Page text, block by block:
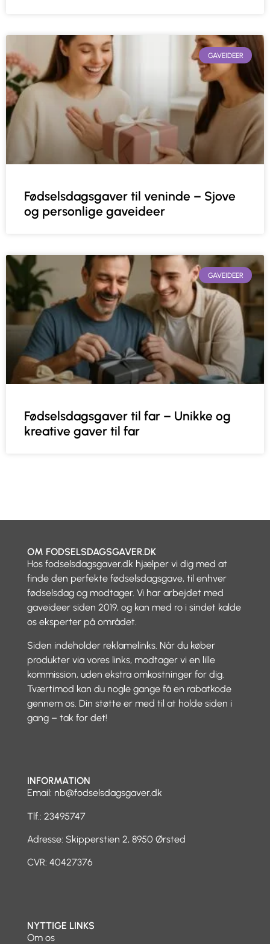
GAVEIDEER
Fødselsdagsgaver til veninde – Sjove
og personlige gaveideer
GAVEIDEER
Fødselsdagsgaver til far – Unikke og
kreative gaver til far
OM FODSELSDAGSGAVER.DK
Hos fodselsdagsgaver.dk hjælper vi dig med at
finde den perfekte fødselsdagsgave, til enhver
fødselsdag og modtager. Vi har arbejdet med
gaveideer siden 2019, og kan med ro i sindet kalde
os eksperter på området.
Siden indeholder reklamelinks. Når du køber
produkter via vores links, modtager vi en lille
kommission, uden ekstra omkostninger for dig.
Tværtimod kan du nogle gange få en rabatkode
gennem os. Din støtte er med til at holde siden i
gang – tak for det!
INFORMATION
Email: nb@fodselsdagsgaver.dk
Tlf.: 23495747
Adresse: Skipperstien 2, 8950 Ørsted
CVR: 40427376
NYTTIGE LINKS
Om os